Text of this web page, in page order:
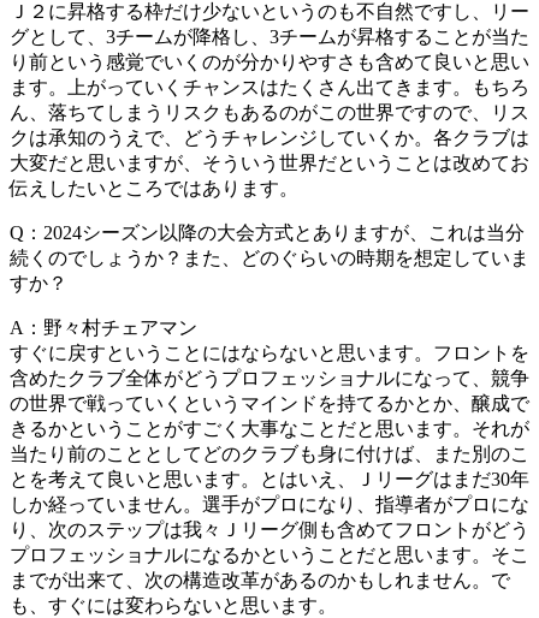
Ｊ２に昇格する枠だけ少ないというのも不自然ですし、リー
グとして、3チームが降格し、3チームが昇格することが当た
り前という感覚でいくのが分かりやすさも含めて良いと思い
ます。上がっていくチャンスはたくさん出てきます。もちろ
ん、落ちてしまうリスクもあるのがこの世界ですので、リス
クは承知のうえで、どうチャレンジしていくか。各クラブは
大変だと思いますが、そういう世界だということは改めてお
伝えしたいところではあります。
Q：2024シーズン以降の大会方式とありますが、これは当分
続くのでしょうか？また、どのぐらいの時期を想定していま
すか？
A：野々村チェアマン
すぐに戻すということにはならないと思います。フロントを
含めたクラブ全体がどうプロフェッショナルになって、競争
の世界で戦っていくというマインドを持てるかとか、醸成で
きるかということがすごく大事なことだと思います。それが
当たり前のこととしてどのクラブも身に付けば、また別のこ
とを考えて良いと思います。とはいえ、Ｊリーグはまだ30年
しか経っていません。選手がプロになり、指導者がプロにな
り、次のステップは我々Ｊリーグ側も含めてフロントがどう
プロフェッショナルになるかということだと思います。そこ
までが出来て、次の構造改革があるのかもしれません。で
も、すぐには変わらないと思います。